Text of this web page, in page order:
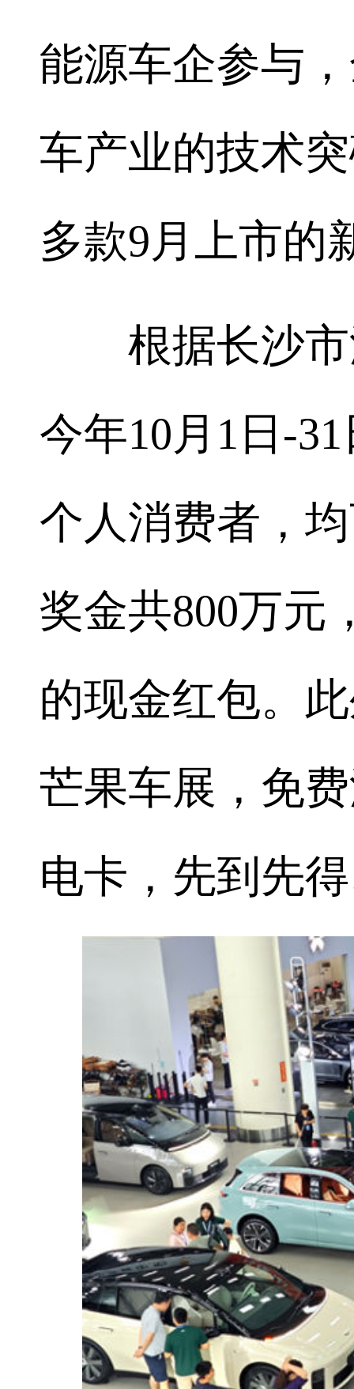
能源车企参与
车产业的技术
多款9月上市的
根据长沙市
今年10月1日-
个人消费者，
奖金共800万元
的现金红包。
芒果车展，免
电卡，先到先